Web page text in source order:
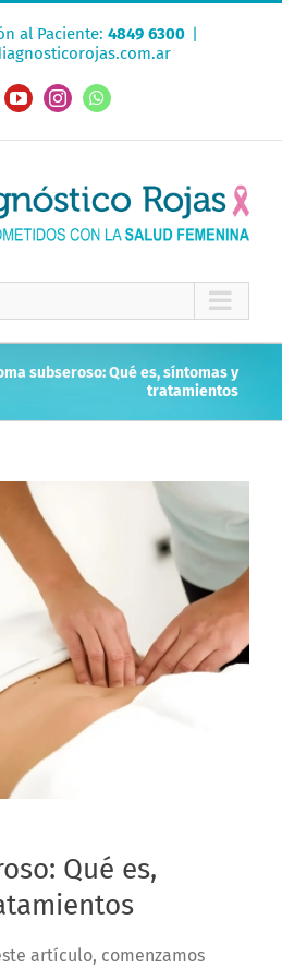
al Paciente: 4849 6300 |
YouTubeInstagramWhatsApp
subseroso: Qué es, síntomas y
tratamientos
Qué es,
artículo, comenzamos